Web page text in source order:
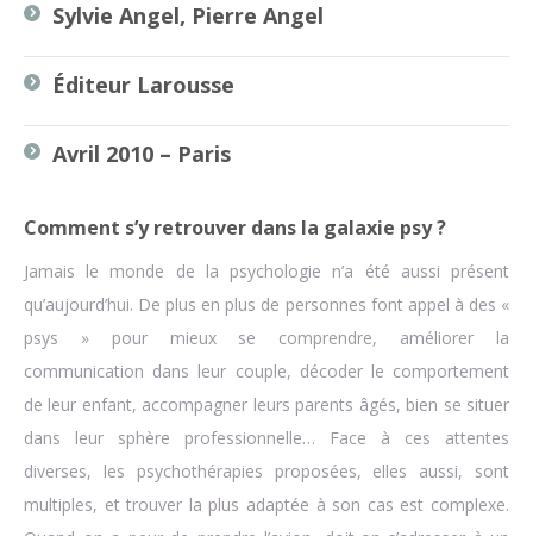
Sylvie Angel, Pierre Angel
Éditeur Larousse
Avril 2010 – Paris
Comment s’y retrouver dans la galaxie psy ?
Jamais le monde de la psychologie n’a été aussi présent
qu’aujourd’hui. De plus en plus de personnes font appel à des «
psys » pour mieux se comprendre, améliorer la
communication dans leur couple, décoder le comportement
de leur enfant, accompagner leurs parents âgés, bien se situer
dans leur sphère professionnelle… Face à ces attentes
diverses, les psychothérapies proposées, elles aussi, sont
multiples, et trouver la plus adaptée à son cas est complexe.